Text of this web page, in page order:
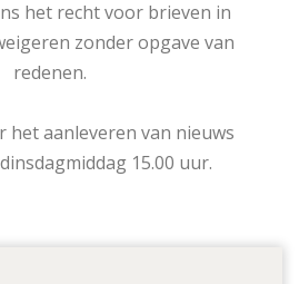
het recht voor brieven in
zonder opgave van
redenen.
het aanleveren van nieuws
15.00 uur.